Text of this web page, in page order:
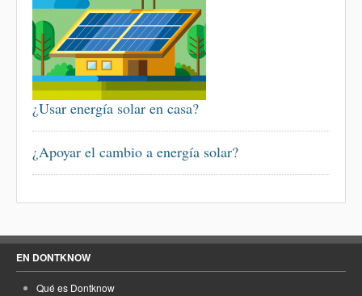
¿Usar energía solar en casa?
¿Apoyar el cambio a energía solar?
EN DONTKNOW
Qué es Dontknow